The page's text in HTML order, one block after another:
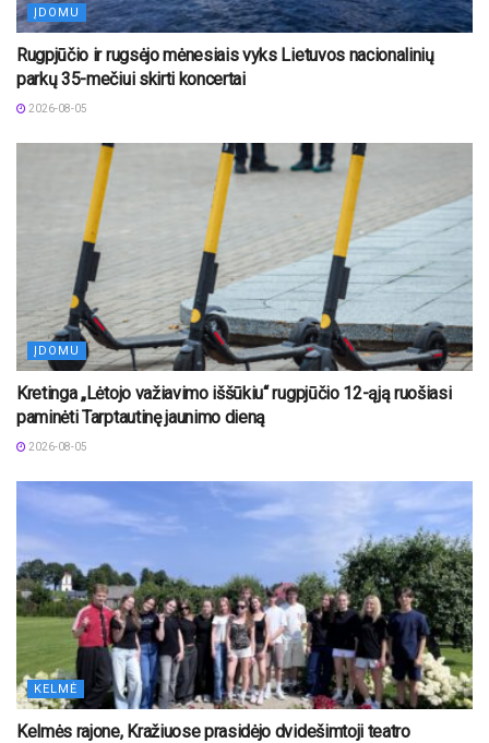
ĮDOMU
Rugpjūčio ir rugsėjo mėnesiais vyks Lietuvos nacionalinių
parkų 35-mečiui skirti koncertai
2026-08-05
ĮDOMU
Kretinga „Lėtojo važiavimo iššūkiu“ rugpjūčio 12-ąją ruošiasi
paminėti Tarptautinę jaunimo dieną
2026-08-05
KELMĖ
Kelmės rajone, Kražiuose prasidėjo dvidešimtoji teatro